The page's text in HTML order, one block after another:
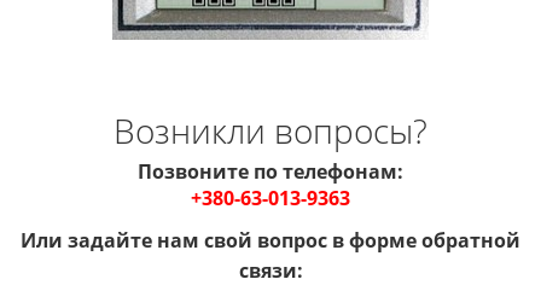
Возникли вопросы?
Позвоните по телефонам:
+380-63-013-9363
Или задайте нам свой вопрос в форме обратной
связи: